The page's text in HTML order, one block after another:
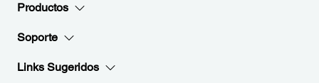
Productos
Soporte
Links Sugeridos